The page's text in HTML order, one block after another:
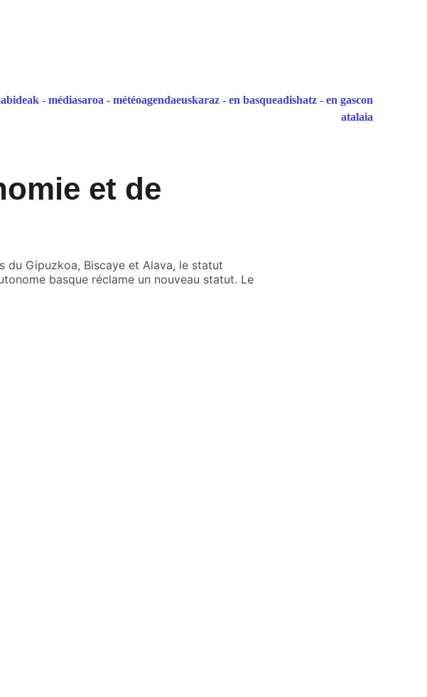
- médiasaroa - météoagendaeuskaraz - en basqueadishatz - en gascon
atalaia
et de
du Gipuzkoa, Biscaye et Alava, le statut
basque réclame un nouveau statut. Le